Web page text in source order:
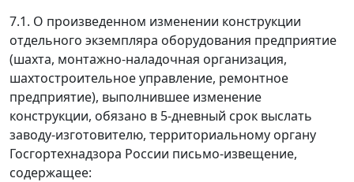
7.1. О произведенном изменении конструкции
отдельного экземпляра оборудования предприятие
(шахта, монтажно-наладочная организация,
шахтостроительное управление, ремонтное
предприятие), выполнившее изменение
конструкции, обязано в 5-дневный срок выслать
заводу-изготовителю, территориальному органу
Госгортехнадзора России письмо-извещение,
содержащее: